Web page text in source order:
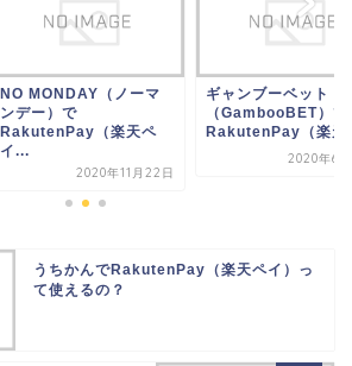
ギャンブーベット
（GambooBET）で
RakutenPay（楽天...
うちでのこづちで
RakutenPay（楽天
イ）って使えるの？
2021年11
うちかんでRakutenPay（楽天ペイ）っ
て使えるの？